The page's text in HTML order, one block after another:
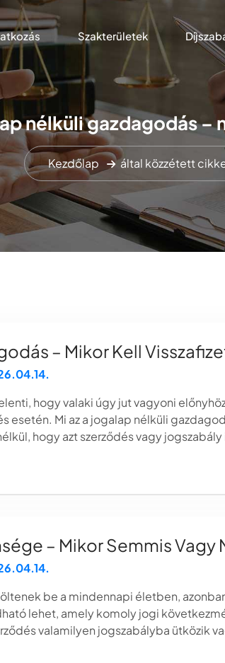
Szakterületek
nélküli gazdagodás –
Kezdőlap által közzétett
– Mikor Kell
hogy valaki úgy jut vagyoni
esetén. Mi az a jogalap nélküli
hogy azt szerződés vagy
– Mikor Semmis
be a mindennapi életben,
lehet, amely komoly jogi
valamilyen jogszabályba ütközik